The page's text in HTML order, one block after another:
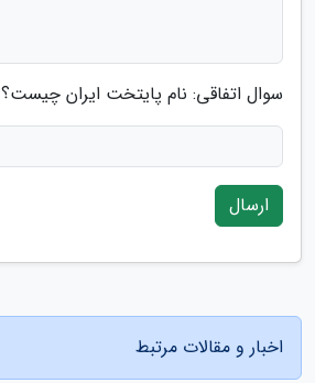
سوال اتفاقی: نام پایتخت ایران چیست؟
ارسال
اخبار و مقالات مرتبط